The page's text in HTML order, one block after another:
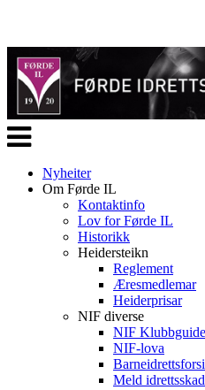
Veksle
navigasjon
Nyheiter
Om Førde IL
Kontaktinfo
Lov for Førde IL
Historikk
Heidersteikn
Reglement
Æresmedlemar
Heiderprisar
NIF diverse
NIF Klubbguide
NIF-lova
Meld